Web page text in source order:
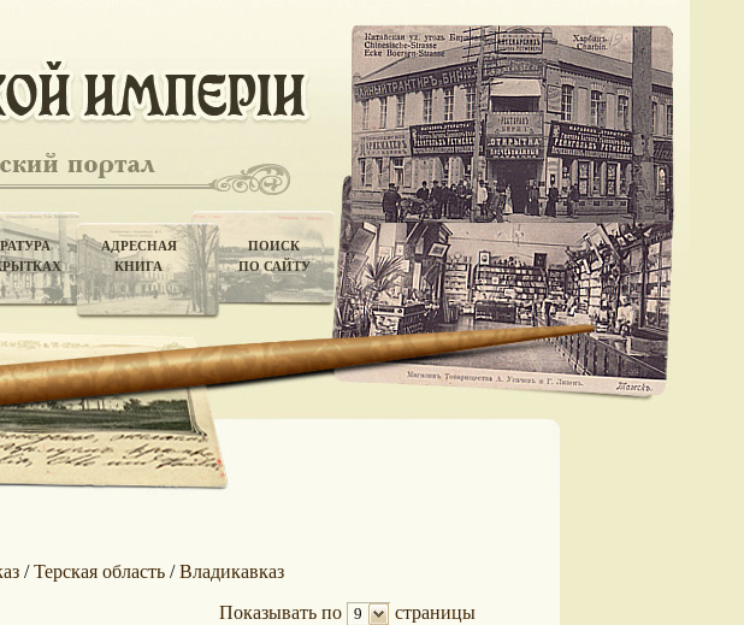
АДРЕСНАЯ
КНИГА
ПОИСК
ПО САЙТУ
/Терская область/Владикавказ
Показывать по 9 страницы